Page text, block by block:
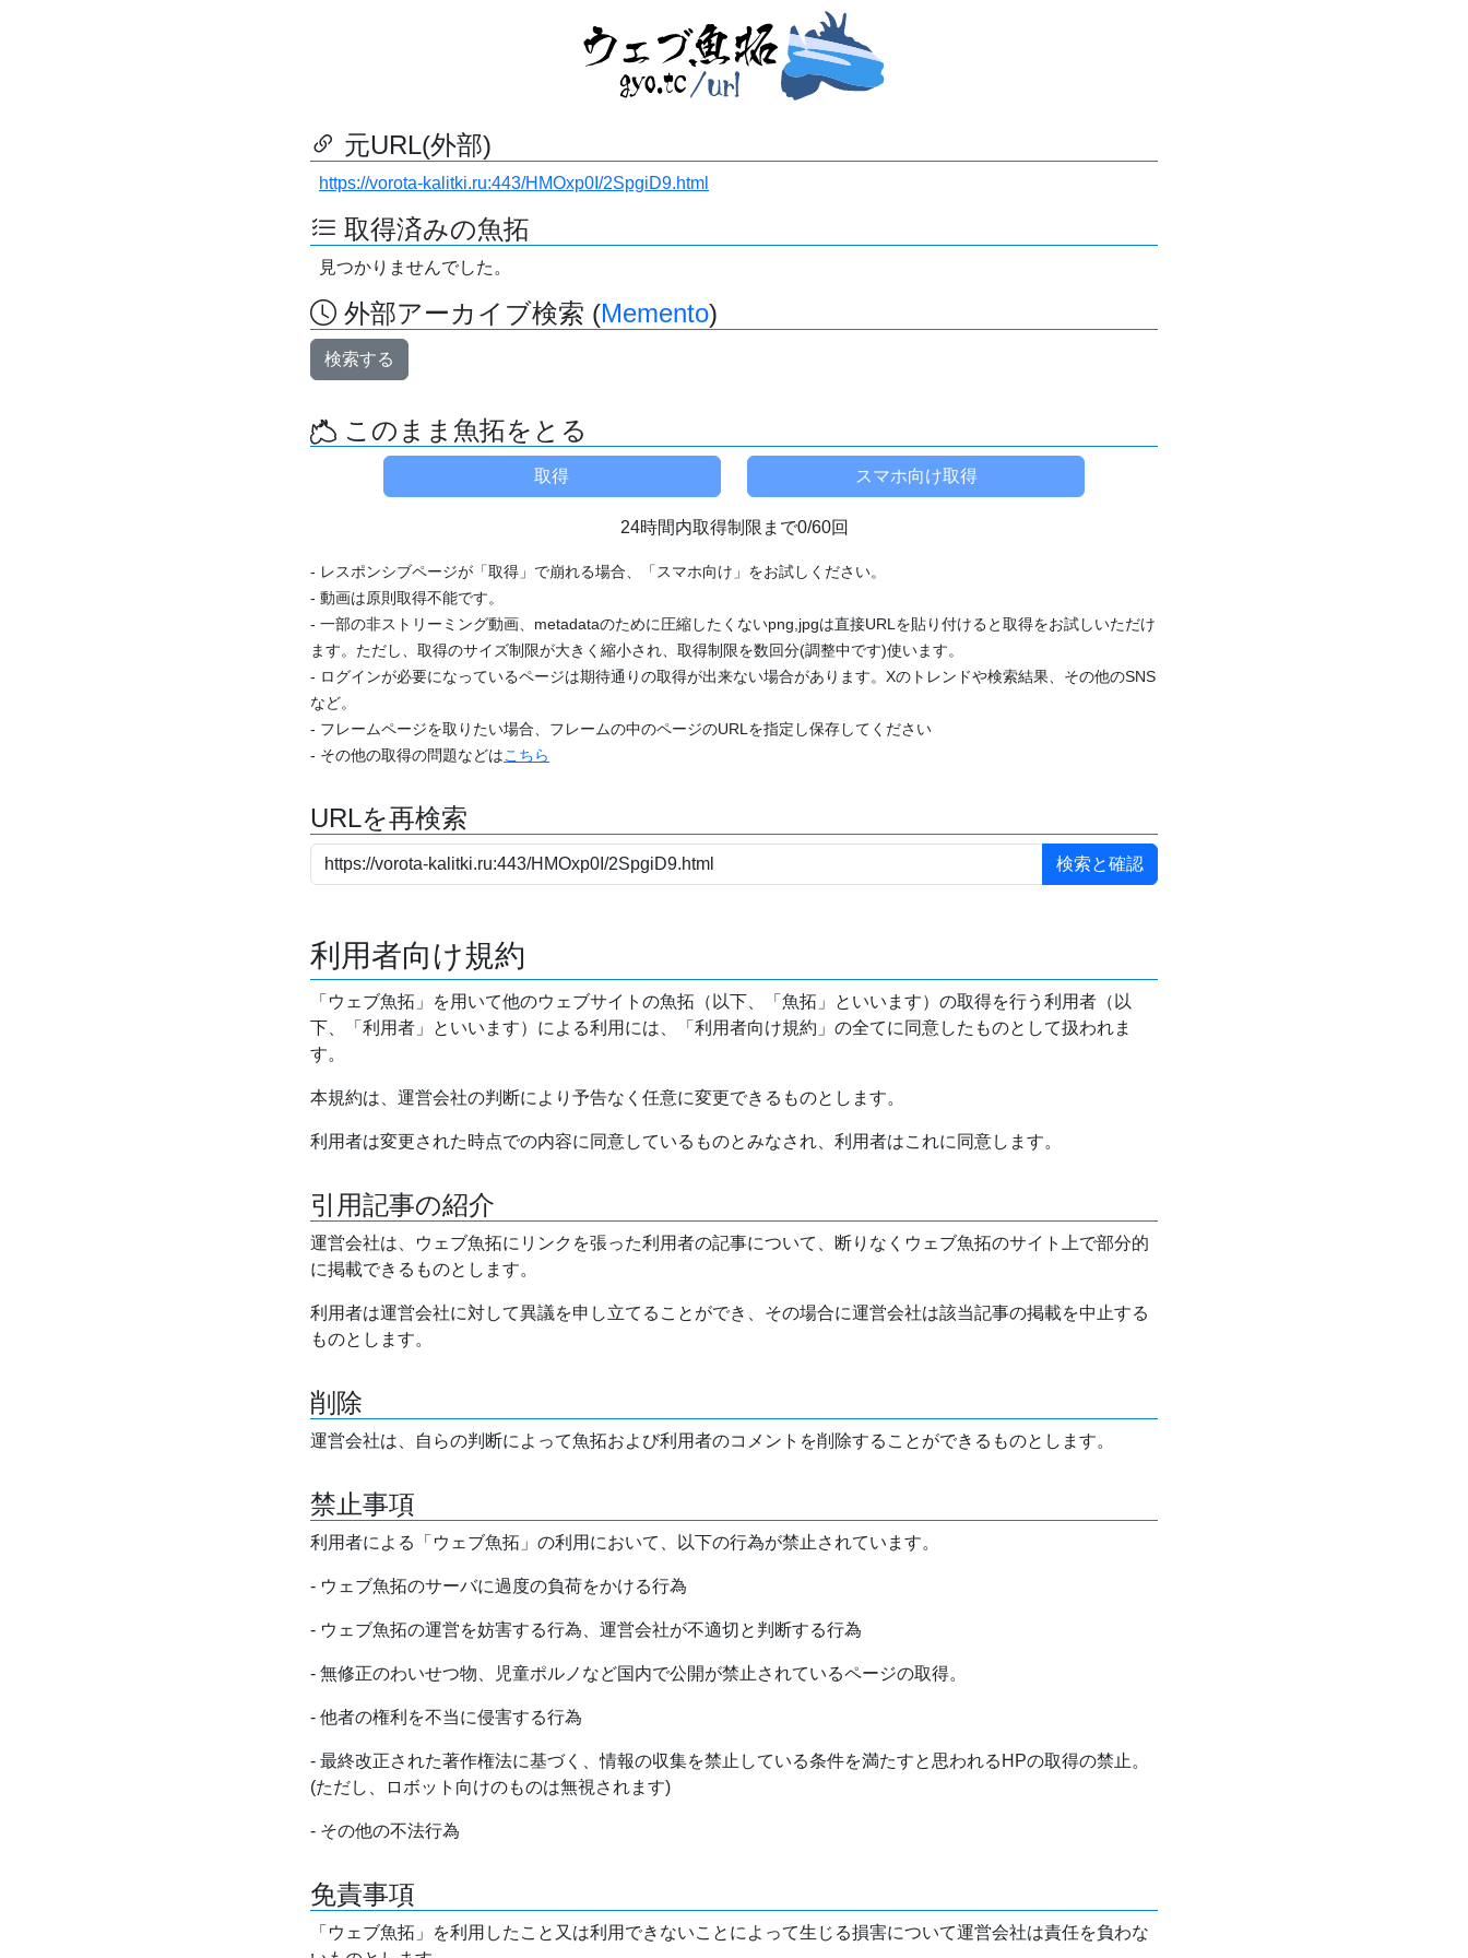
元URL(外部)
https://vorota-kalitki.ru:443/HMOxp0I/2SpgiD9.html
取得済みの魚拓
見つかりませんでした。
外部アーカイブ検索 (Memento)
検索する
このまま魚拓をとる
24時間内取得制限まで0/60回
- レスポンシブページが「取得」で崩れる場合、「スマホ向け」をお試しください。
- 動画は原則取得不能です。
- 一部の非ストリーミング動画、metadataのために圧縮したくないpng,jpgは直接URLを貼り付けると取得をお試しいただけ
ます。ただし、取得のサイズ制限が大きく縮小され、取得制限を数回分(調整中です)使います。
- ログインが必要になっているページは期待通りの取得が出来ない場合があります。Xのトレンドや検索結果、その他のSNS
など。
- フレームページを取りたい場合、フレームの中のページのURLを指定し保存してください
- その他の取得の問題などはこちら
URLを再検索
利用者向け規約
「ウェブ魚拓」を用いて他のウェブサイトの魚拓（以下、「魚拓」といいます）の取得を行う利用者（以
下、「利用者」といいます）による利用には、「利用者向け規約」の全てに同意したものとして扱われま
す。
本規約は、運営会社の判断により予告なく任意に変更できるものとします。
利用者は変更された時点での内容に同意しているものとみなされ、利用者はこれに同意します。
引用記事の紹介
運営会社は、ウェブ魚拓にリンクを張った利用者の記事について、断りなくウェブ魚拓のサイト上で部分的
に掲載できるものとします。
利用者は運営会社に対して異議を申し立てることができ、その場合に運営会社は該当記事の掲載を中止する
ものとします。
削除
運営会社は、自らの判断によって魚拓および利用者のコメントを削除することができるものとします。
禁止事項
利用者による「ウェブ魚拓」の利用において、以下の行為が禁止されています。
- ウェブ魚拓のサーバに過度の負荷をかける行為
- ウェブ魚拓の運営を妨害する行為、運営会社が不適切と判断する行為
- 無修正のわいせつ物、児童ポルノなど国内で公開が禁止されているページの取得。
- 他者の権利を不当に侵害する行為
- 最終改正された著作権法に基づく、情報の収集を禁止している条件を満たすと思われるHPの取得の禁止。
(ただし、ロボット向けのものは無視されます)
- その他の不法行為
免責事項
「ウェブ魚拓」を利用したこと又は利用できないことによって生じる損害について運営会社は責任を負わな